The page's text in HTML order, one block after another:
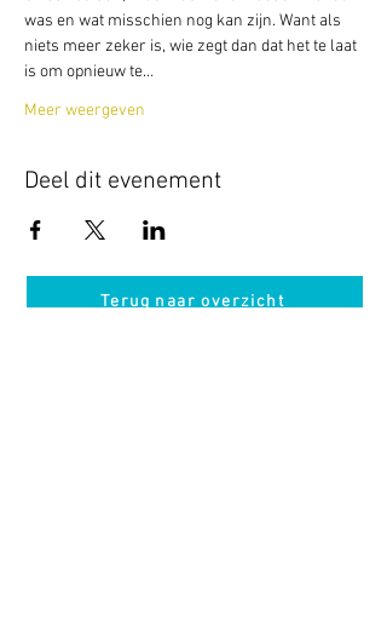
was en wat misschien nog kan zijn. Want als
niets meer zeker is, wie zegt dan dat het te laat
is om opnieuw te…
Meer weergeven
Deel dit evenement
Terug naar overzicht